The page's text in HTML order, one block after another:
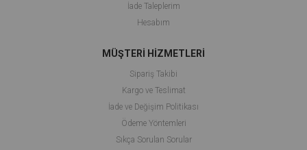
İade Taleplerim
Hesabım
MÜŞTERİ HİZMETLERİ
Sipariş Takibi
Kargo ve Teslimat
İade ve Değişim Politikası
Ödeme Yöntemleri
Sıkça Sorulan Sorular